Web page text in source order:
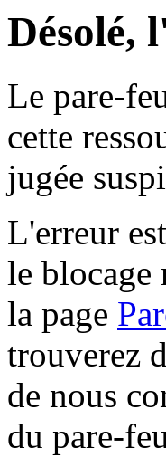
Désolé,
Le pare-
cette
jugée
L'erreur
le blocage
la page
trouverez
de nous
du pare-